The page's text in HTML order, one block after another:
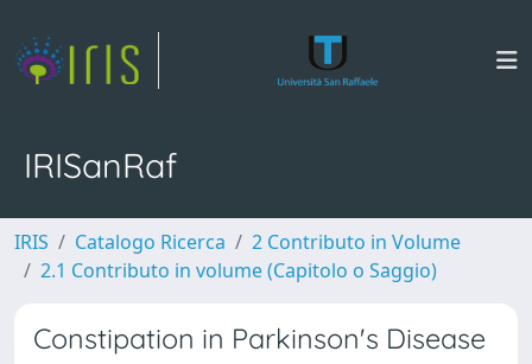
IRISanRaf
IRIS Catalogo Ricerca
2 Contributo in Volume
2.1 Contributo in volume (Capitolo o Saggio)
Constipation in Parkinson's Disease